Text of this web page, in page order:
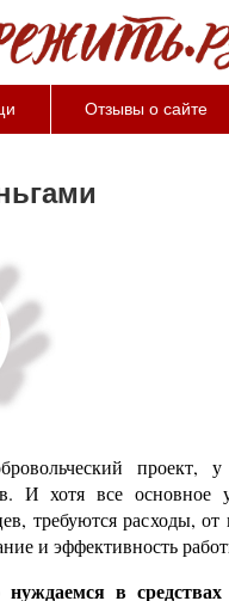
Отзывы о сайте
проект,
И хотя все основное
требуются расходы,
и эффективность
в средствах